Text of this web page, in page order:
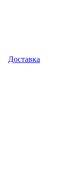
Доставка